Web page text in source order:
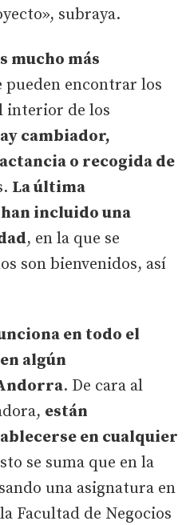
subraya.
mucho más
pueden encontrar los
interior de los
cambiador,
o recogida de
La última
incluido una
, en la que se
son bienvenidos, así
en todo el
algún
. De cara al
están
en cualquier
se suma que en la
una asignatura en
Facultad de Negocios